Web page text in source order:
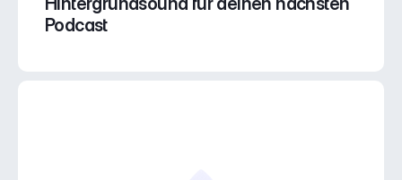
Podcast